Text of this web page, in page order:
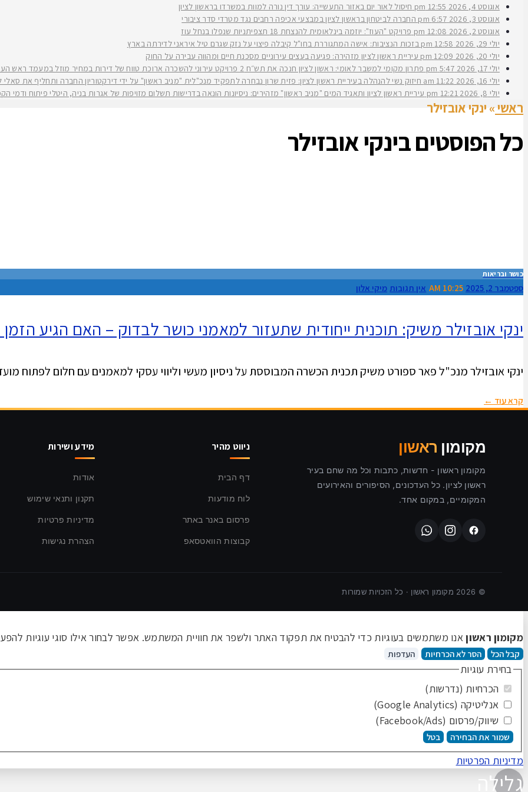
אוגוסט 4, 2026
12:55 pm
חיסול לאור יום באזור התעשייה: עורך דין נורה למוות במשרדו בראשון לציון
אוגוסט 3, 2026
6:57 pm
החברה לביטחון בראשון לציון במבצעי אכיפה רחבים נגד מטרדי סדר ציבורי
אוגוסט 2, 2026
12:08 pm
פרויקט "העוז": יוזמה בינלאומית להנצחת 18 תצפיתניות שנפלו בנחל עוז
יולי 29, 2026
12:58 pm
בזכות הנציבות: אישה המתגוררת בחו"ל קיבלה פיצוי על נזק שגרם טיל איראני לדירתה בארץ
יולי 20, 2026
12:09 pm
עיריית ראשון לציון מזהירה: פגיעה בעצים עירוניים מסכנת חיים ומהווה עבירה על החוק
יולי 17, 2026
5:47 pm
פתרון מקומי למשבר לאומי: ראשון לציון חנכה את תש״ח 2 פרויקט עירוני להשכרה ארוכת טווח של דירות במחיר מוזל במעמד ראש העירייה רז קינסטליך
יולי 16, 2026
11:22 am
חיזוק נשי להנהלה בעיריית ראשון לציון: פזית שרון נבחרה לתפקיד מנכ"לית "מניב ראשון" על ידי דירקטוריון החברה ותחליף את סאלי לוי שפורשת
יולי 8, 2026
12:21 pm עיריית ראשון לציון ותאגיד המים "מניב ראשון" מזהירים: ניסיונות הונאה בדרישות תשלום מזויפות של אגרות בניה, היטלי פיתוח
ראשי» ינקי אובזילר
כל הפוסטים בינקי אובזילר
כושר ובריאות
ספטמבר 2, 2025 10:25 AM אין תגובות מיקי אלון
ינקי אובזילר משיק: תוכנית ייחודית שתעזור למאמני כושר לבדוק – האם הגיע הזמן
ינקי אובזילר מנכ"ל פאר ספורט משיק תכנית הכשרה המבוססת על ניסיון מעשי וליווי עסקי למאמנים עם חלום לפתוח
קרא עוד ←
מקומון ראשון
מקומון ראשון - חדשות, כתבות וכל מה שחם בעיר
ראשון לציון. כל העדכונים, הסיפורים והאירועים
המקומיים, במקום אחד.
ניווט מהיר
דף הבית
לוח מודעות
פרסום באנר באתר
קבוצות הוואטסאפ
מידע ושירות
אודות
תקנון ותנאי שימוש
מדיניות פרטיות
הצהרת נגישות
©
2026 מקומון ראשון · כל הזכויות שמורות
מקומון ראשוןאנו משתמשים בעוגיות כדי להבטיח את תפקוד האתר ולשפר את חוויית המשתמש. אפשר לבחור אילו סוגי עוגיות
קבל הכל הסר לא הכרחיות העדפות
בחירת עוגיות
הכרחיות (נדרשות)
אנליטיקה (Google Analytics)
שיווק/פרסום (Facebook/Ads)
שמור את הבחירה בטל
מדיניות הפרטיות
גלילה